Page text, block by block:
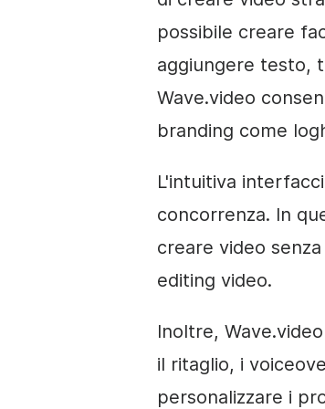
possibile creare
aggiungere testo,
Wave.video
branding come
L'intuitiva
concorrenza. In
creare video
editing video.
Inoltre,
il ritaglio, i
personalizzare i